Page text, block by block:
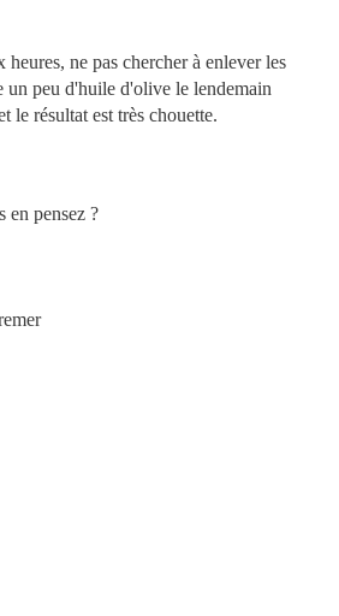
ne pas chercher à enlever les
un peu d'huile d'olive le lendemain
le résultat est très chouette.
en pensez ?